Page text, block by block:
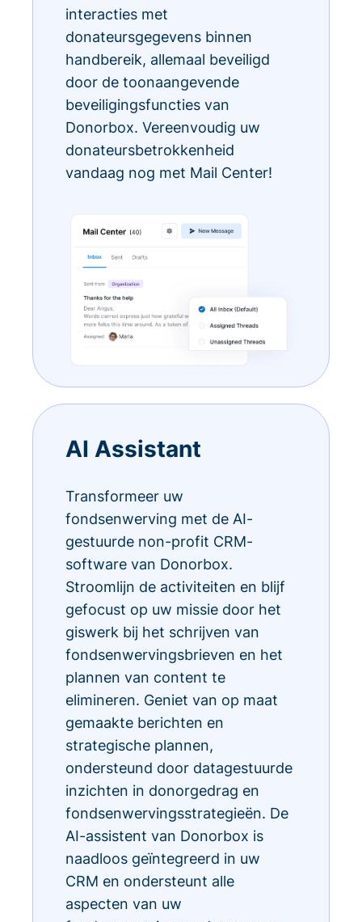
interacties met
donateursgegevens binnen
handbereik, allemaal beveiligd
door de toonaangevende
beveiligingsfuncties van
Donorbox. Vereenvoudig uw
donateursbetrokkenheid
vandaag nog met Mail Center!
AI Assistant
Transformeer uw
fondsenwerving met de AI-
gestuurde non-profit CRM-
software van Donorbox.
Stroomlijn de activiteiten en blijf
gefocust op uw missie door het
giswerk bij het schrijven van
fondsenwervingsbrieven en het
plannen van content te
elimineren. Geniet van op maat
gemaakte berichten en
strategische plannen,
ondersteund door datagestuurde
inzichten in donorgedrag en
fondsenwervingsstrategieën. De
AI-assistent van Donorbox is
naadloos geïntegreerd in uw
CRM en ondersteunt alle
aspecten van uw